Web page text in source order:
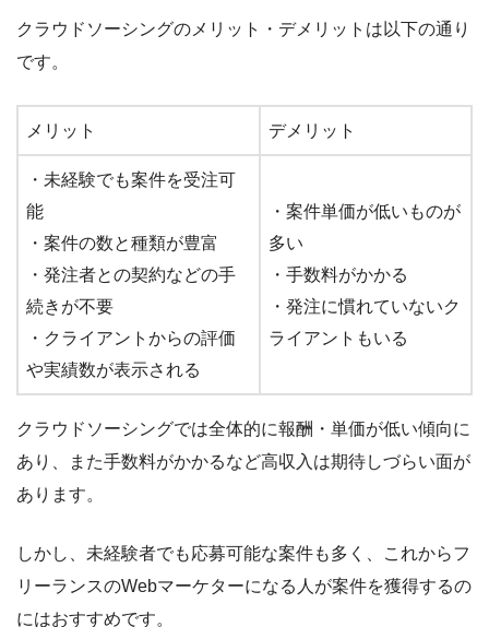
クラウドソーシングのメリット・デメリットは以下の通り
です。
メリット デメリット
・未経験でも案件を受注可
能
・案件の数と種類が豊富
・発注者との契約などの手
続きが不要
・クライアントからの評価
や実績数が表示される
・案件単価が低いものが
多い
・手数料がかかる
・発注に慣れていないク
ライアントもいる
クラウドソーシングでは全体的に報酬・単価が低い傾向に
あり、また手数料がかかるなど高収入は期待しづらい面が
あります。
しかし、未経験者でも応募可能な案件も多く、これからフ
リーランスのWebマーケターになる人が案件を獲得するの
にはおすすめです。